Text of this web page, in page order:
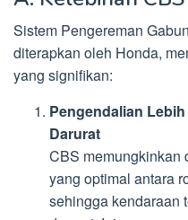
Sistem Pengereman
diterapkan oleh Honda,
yang signifikan:
Pengendalian
Darurat
CBS memungkinkan
yang optimal antara
sehingga kendaraan